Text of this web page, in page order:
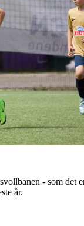
- som det
år.